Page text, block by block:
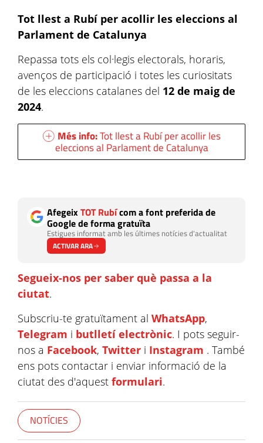
Tot llest a Rubí per acollir les eleccions al
Parlament de Catalunya
Repassa tots els col·legis electorals, horaris,
avenços de participació i totes les curiositats
de les eleccions catalanes del 12 de maig de
2024.
Més info:Tot llest a Rubí per acollir les
eleccions al Parlament de Catalunya
AfegeixTOT Rubícom a font preferida de
Google de forma gratuïta
Estigues informat amb les últimes notícies d'actualitat
ACTIVAR ARA
Segueix-nos per saber què passa a la
ciutat.
Subscriu-te gratuïtament al WhatsApp,
Telegram i butlletí electrònic. I pots seguir-
nos a Facebook, Twitter i Instagram . També
ens pots contactar i enviar informació de la
ciutat des d'aquest formulari.
NOTÍCIES